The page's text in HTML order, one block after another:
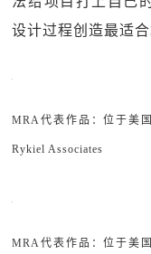
设计过程创造最适
MRA代表作品：位于美
Rykiel Associates
MRA代表作品：位于美